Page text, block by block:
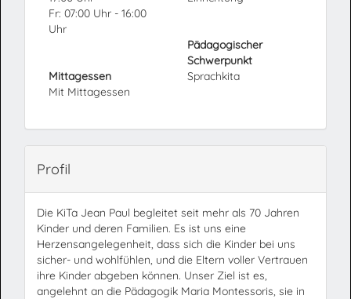
Fr: 07:00 Uhr - 16:00
Uhr
Mittagessen
Mit Mittagessen
Pädagogischer
Schwerpunkt
Sprachkita
Profil
Die KiTa Jean Paul begleitet seit mehr als 70 Jahren
Kinder und deren Familien. Es ist uns eine
Herzensangelegenheit, dass sich die Kinder bei uns
sicher- und wohlfühlen, und die Eltern voller Vertrauen
ihre Kinder abgeben können. Unser Ziel ist es,
angelehnt an die Pädagogik Maria Montessoris, sie in